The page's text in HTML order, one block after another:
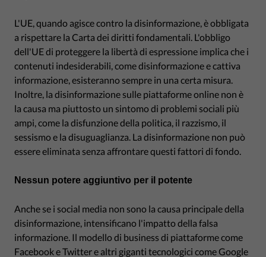
L'UE, quando agisce contro la disinformazione, è obbligata
a rispettare la Carta dei diritti fondamentali. L'obbligo
dell'UE di proteggere la libertà di espressione implica che i
contenuti indesiderabili, come disinformazione e cattiva
informazione, esisteranno sempre in una certa misura.
Inoltre, la disinformazione sulle piattaforme online non è
la causa ma piuttosto un sintomo di problemi sociali più
ampi, come la disfunzione della politica, il razzismo, il
sessismo e la disuguaglianza. La disinformazione non può
essere eliminata senza affrontare questi fattori di fondo.
Nessun potere aggiuntivo per il potente
Anche se i social media non sono la causa principale della
disinformazione, intensificano l'impatto della falsa
informazione. Il modello di business di piattaforme come
Facebook e Twitter e altri giganti tecnologici come Google